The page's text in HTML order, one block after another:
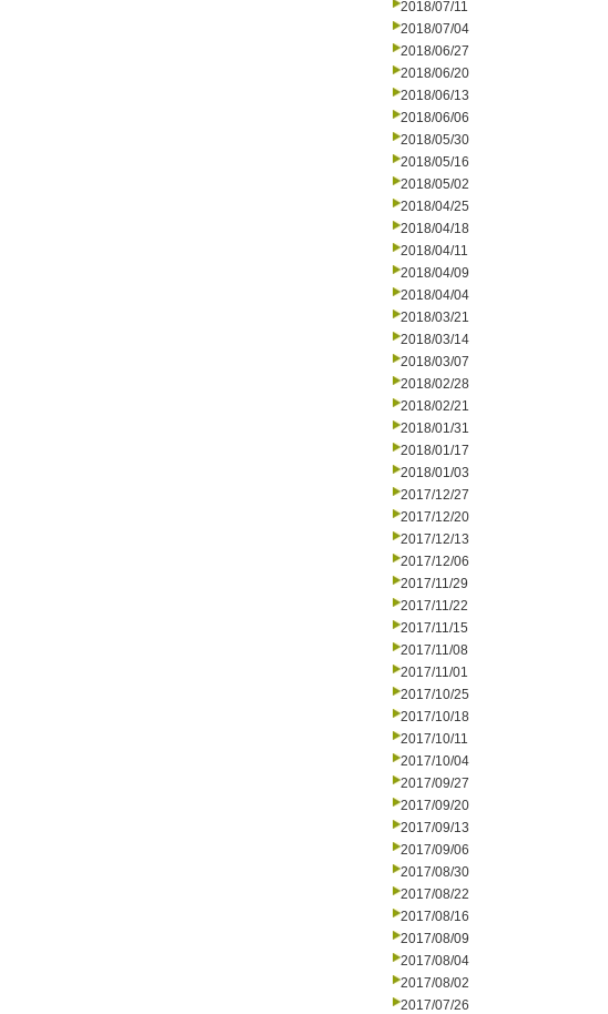
2018/07/11
2018/07/04
2018/06/27
2018/06/20
2018/06/13
2018/06/06
2018/05/30
2018/05/16
2018/05/02
2018/04/25
2018/04/18
2018/04/11
2018/04/09
2018/04/04
2018/03/21
2018/03/14
2018/03/07
2018/02/28
2018/02/21
2018/01/31
2018/01/17
2018/01/03
2017/12/27
2017/12/20
2017/12/13
2017/12/06
2017/11/29
2017/11/22
2017/11/15
2017/11/08
2017/11/01
2017/10/25
2017/10/18
2017/10/11
2017/10/04
2017/09/27
2017/09/20
2017/09/13
2017/09/06
2017/08/30
2017/08/22
2017/08/16
2017/08/09
2017/08/04
2017/08/02
2017/07/26